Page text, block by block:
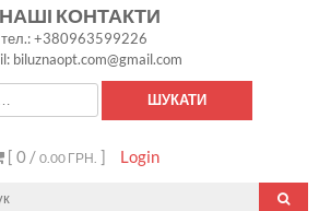
НАШІ КОНТАКТИ
тел.: +380963599226
biluznaopt.com@gmail.com
ШУКАТИ
[ 0 / 0.00 ГРН. ] Login